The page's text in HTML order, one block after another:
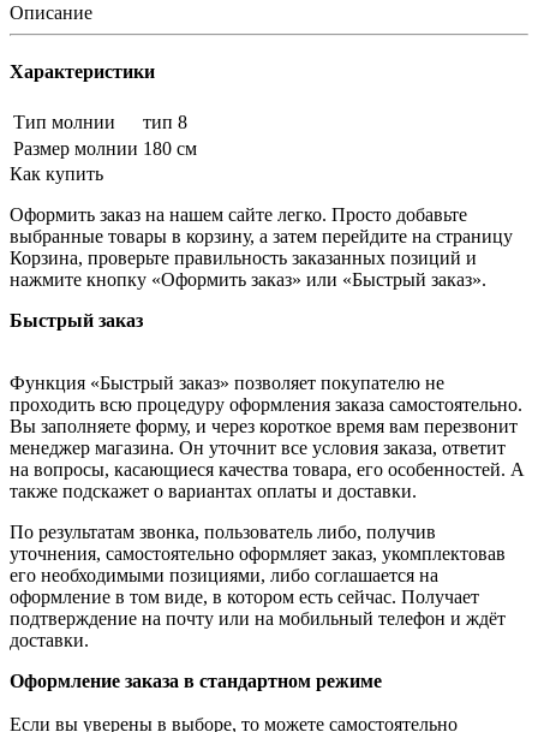
Описание
Характеристики
Тип молнии
тип 8
Размер молнии 180 см
Как купить
Оформить заказ на нашем сайте легко. Просто добавьте
выбранные товары в корзину, а затем перейдите на страницу
Корзина, проверьте правильность заказанных позиций и
нажмите кнопку «Оформить заказ» или «Быстрый заказ».
Быстрый заказ
Функция «Быстрый заказ» позволяет покупателю не
проходить всю процедуру оформления заказа самостоятельно.
Вы заполняете форму, и через короткое время вам перезвонит
менеджер магазина. Он уточнит все условия заказа, ответит
на вопросы, касающиеся качества товара, его особенностей. А
также подскажет о вариантах оплаты и доставки.
По результатам звонка, пользователь либо, получив
уточнения, самостоятельно оформляет заказ, укомплектовав
его необходимыми позициями, либо соглашается на
оформление в том виде, в котором есть сейчас. Получает
подтверждение на почту или на мобильный телефон и ждёт
доставки.
Оформление заказа в стандартном режиме
Если вы уверены в выборе, то можете самостоятельно